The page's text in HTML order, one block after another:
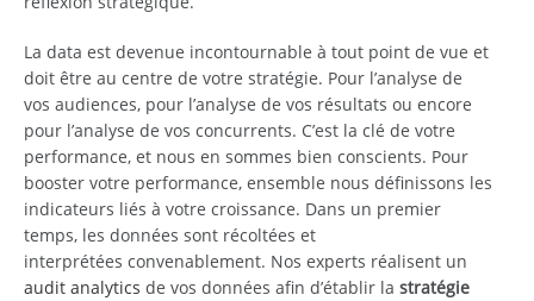
La data est devenue incontournable à tout point de vue et
doit être au centre de votre stratégie. Pour l’analyse de
vos audiences, pour l’analyse de vos résultats ou encore
pour l’analyse de vos concurrents. C’est la clé de votre
performance, et nous en sommes bien conscients. Pour
booster votre performance, ensemble nous définissons les
indicateurs liés à votre croissance. Dans un premier
temps, les données sont récoltées et
interprétées convenablement. Nos experts réalisent un
audit analytics de vos données afin d’établir la stratégie